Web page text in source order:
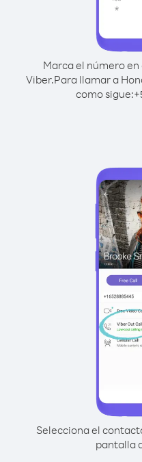
Marca el número
Viber.Para llamar a
como sigue:+
Selecciona el
pantalla